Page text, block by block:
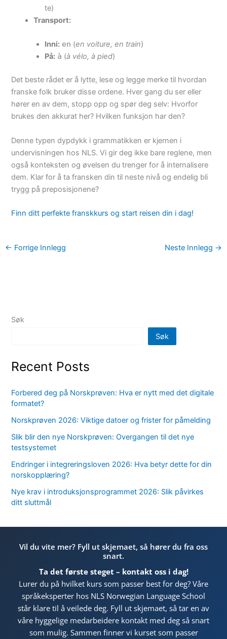
te)
Transport:
Inni: en (en voiture, en train)
På: à (à vélo, à pied)
Det beste rådet er å lytte, lese og legge merke til hvordan
franske folk bruker disse ordene. Hver gang du ser eller
hører en av dem, stopp opp og spør deg selv: Hvorfor
brukes den akkurat her? Hvilken funksjon har den?
Denne typen dypdykk i grammatikken er kjernen i
undervisningen hos NLS. Vi gir deg ikke bare reglene, men
også konteksten og øvelsen du trenger for å internalisere
dem. Klar for å ta fransken din til neste nivå og endelig bli
trygg på preposisjonene?
Finn ditt perfekte franskkurs og start reisen din i dag!
← Forrige Innlegg Neste Innlegg →
Søk
Søk
Recent Posts
Forbered deg på Norskprøven: Hva er nytt med det digitale
formatet?
Norskprøven 2026: Viktige datoer og frister for påmelding
Slik blir den nye Norskprøven: Overgangen til det nye
testsystemet
Endringer i integreringsloven 2026: Hva betyr dette for din
norskopplæring?
Nye krav i introduksjonsprogrammet 2026: Slik påvirkes
ditt sluttmål
Vil du vite mer? Fyll ut skjemaet, så hører du fra oss
snart.
Ta det første steget – kontakt oss i dag!
Lurer du på hvilket kurs som passer best for deg? Våre
språkeksperter hos NLS Norwegian Language School
står klare til å veilede deg. Fyll ut skjemaet, så tar en av
våre hyggelige medarbeidere kontakt med deg så snart
som mulig. Sammen finner vi kurset som passer